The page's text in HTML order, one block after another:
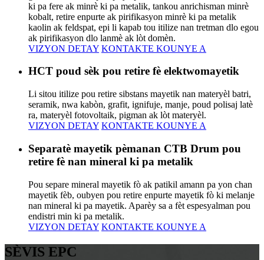
ki pa fere ak minrè ki pa metalik, tankou anrichisman minrè
kobalt, retire enpurte ak pirifikasyon minrè ki pa metalik
kaolin ak feldspat, epi li kapab tou itilize nan tretman dlo egou
ak pirifikasyon dlo lanmè ak lòt domèn.
VIZYON DETAY KONTAKTE KOUNYE A
HCT poud sèk pou retire fè elektwomayetik
Li sitou itilize pou retire sibstans mayetik nan materyèl batri,
seramik, nwa kabòn, grafit, ignifuje, manje, poud polisaj latè
ra, materyèl fotovoltaik, pigman ak lòt materyèl.
VIZYON DETAY KONTAKTE KOUNYE A
Separatè mayetik pèmanan CTB Drum pou
retire fè nan mineral ki pa metalik
Pou separe mineral mayetik fò ak patikil amann pa yon chan
mayetik fèb, oubyen pou retire enpurte mayetik fò ki melanje
nan mineral ki pa mayetik. Aparèy sa a fèt espesyalman pou
endistri min ki pa metalik.
VIZYON DETAY KONTAKTE KOUNYE A
SÈVIS EPC